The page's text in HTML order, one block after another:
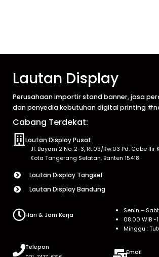
Lautan Display
Perusahaan importir stand banner, jasa
dan penyedia kebutuhan digital printing
Cabang Terdekat:
Lautan Display Pusat
Jl. Bayam 2 No. 2-3, Rt.03/Rw.03 Pd. Cabe Ilir
Kota Tangerang Selatan, Banten 15418
Lautan Display Tangsel
Lautan Display Bandung
Hari & Jam Kerja
Senin –
08.00 WIB -
Minggu :
Telepon
Email